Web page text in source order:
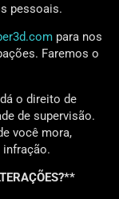
pessoais.
para nos
Faremos o
o direito de
de supervisão.
você mora,
infração.